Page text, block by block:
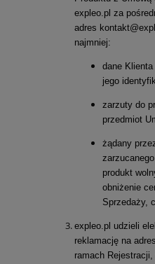
expleo.pl za
adres
najmniej:
dane
jego
zarzuty do
przedmiot
żądany
produkt
obniżenie
Sprzedaży,
expleo.pl udzieli
reklamację na
ramach